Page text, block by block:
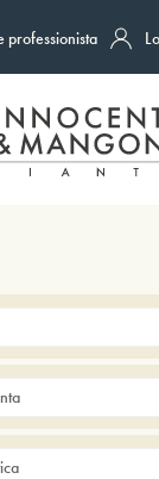
professionista